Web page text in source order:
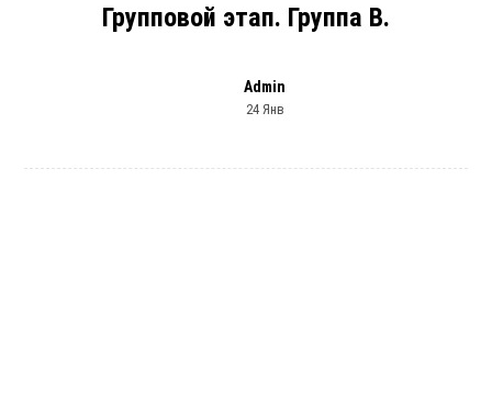
Групповой этап. Группа В.
Admin
24 Янв